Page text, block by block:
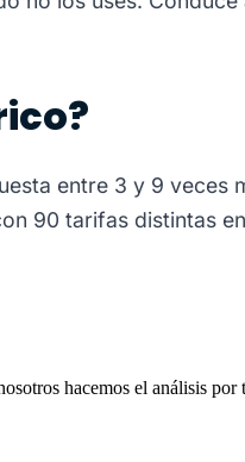
entre 3 y 9
90 tarifas distintas
hacemos el análisis por